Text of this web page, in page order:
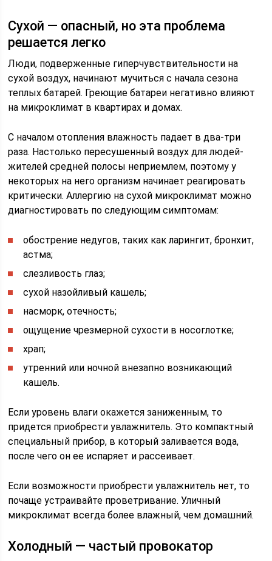
Сухой — опасный, но эта проблема
решается легко
Люди, подверженные гиперчувствительности на
сухой воздух, начинают мучиться с начала сезона
теплых батарей. Греющие батареи негативно влияют
на микроклимат в квартирах и домах.
С началом отопления влажность падает в два-три
раза. Настолько пересушенный воздух для людей-
жителей средней полосы неприемлем, поэтому у
некоторых на него организм начинает реагировать
критически. Аллергию на сухой микроклимат можно
диагностировать по следующим симптомам:
обострение недугов, таких как ларингит, бронхит,
астма;
слезливость глаз;
сухой назойливый кашель;
насморк, отечность;
ощущение чрезмерной сухости в носоглотке;
храп;
утренний или ночной внезапно возникающий
кашель.
Если уровень влаги окажется заниженным, то
придется приобрести увлажнитель. Это компактный
специальный прибор, в который заливается вода,
после чего он ее испаряет и рассеивает.
Если возможности приобрести увлажнитель нет, то
почаще устраивайте проветривание. Уличный
микроклимат всегда более влажный, чем домашний.
Холодный — частый провокатор